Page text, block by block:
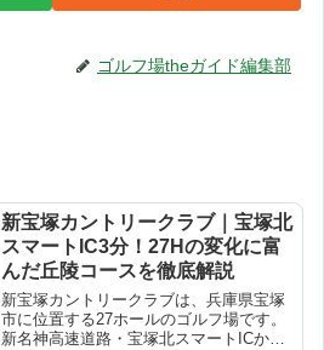
ゴルフ場theガイド編集部
新宝塚カントリークラブ｜宝塚北
スマートIC3分！27Hの変化に富
んだ丘陵コースを徹底解説
新宝塚カントリークラブは、兵庫県宝塚
市に位置する27ホールのゴルフ場です。
新名神高速道路・宝塚北スマートICから